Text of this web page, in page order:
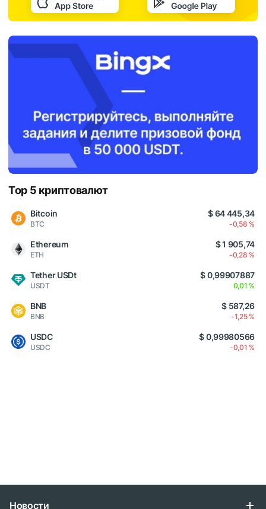
Top 5 криптовалют
Bitcoin
BTC
$ 64 445,34
-0,58 %
Ethereum
ETH
$ 1 905,74
-0,28 %
Tether USDt
USDT
$ 0,99907887
0,01 %
BNB
BNB
$ 587,26
-1,25 %
USDC
USDC
$ 0,99980566
-0,01 %
Новости